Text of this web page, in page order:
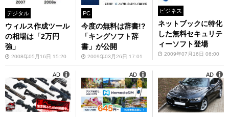
デジタル
ウィルス作成ツール
の相場は「2万円
強」
2008年05月16日 15:20
PC
今度の無料は辞書!?
「キングソフト辞
書」が公開
2009年03月26日 17:01
ビジネス
ネットブックに特化
した無料セキュリテ
ィーソフト登場
2009年07月16日 06:00
AD AD AD